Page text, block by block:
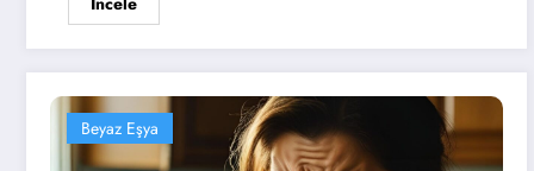
Beyaz Eşya